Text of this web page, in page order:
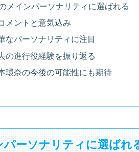
メインパーソナリティに選ばれる
メントと意気込み
なパーソナリティに注目
の進行役経験を振り返る
環奈の今後の可能性にも期待
ーソナリティに選ばれ